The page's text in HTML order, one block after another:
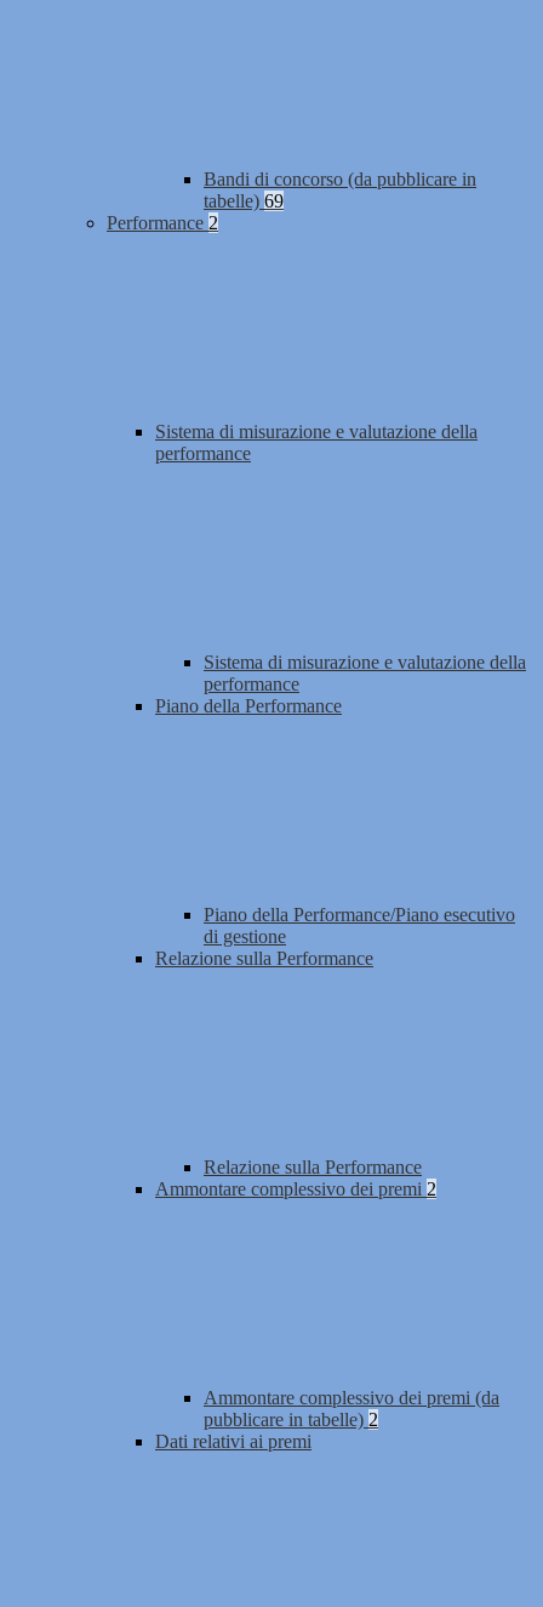
Bandi di concorso (da pubblicare in
tabelle) 69
Performance 2
Sistema di misurazione e valutazione della
performance
Sistema di misurazione e valutazione della
performance
Piano della Performance
Piano della Performance/Piano esecutivo
di gestione
Relazione sulla Performance
Relazione sulla Performance
Ammontare complessivo dei premi 2
Ammontare complessivo dei premi (da
pubblicare in tabelle) 2
Dati relativi ai premi